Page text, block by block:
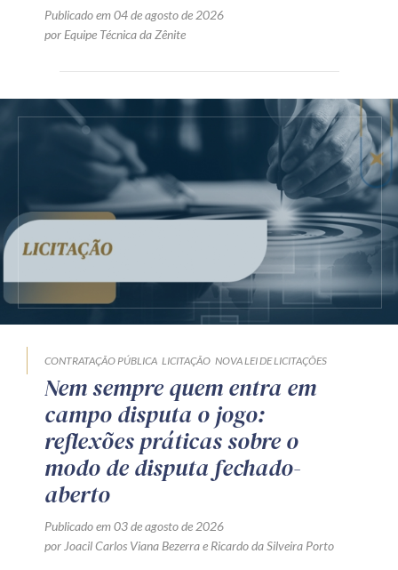
Publicado em 04 de agosto de 2026
por Equipe Técnica da Zênite
CONTRATAÇÃO PÚBLICA LICITAÇÃO NOVA LEI DE LICITAÇÕES
Nem sempre quem entra em
campo disputa o jogo:
reflexões práticas sobre o
modo de disputa fechado-
aberto
Publicado em 03 de agosto de 2026
por Joacil Carlos Viana Bezerrae Ricardo da Silveira Porto